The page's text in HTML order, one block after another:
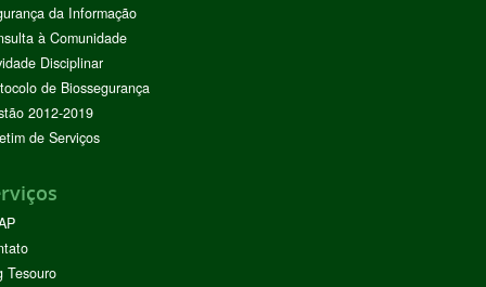
da Informação
à Comunidade
Disciplinar
de Biossegurança
2012-2019
de Serviços
Tesouro